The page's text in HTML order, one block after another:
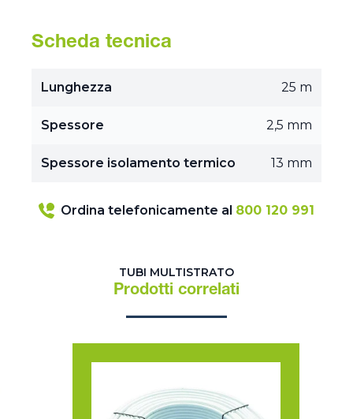
Scheda tecnica
Lunghezza 25 m
Spessore 2,5 mm
Spessore isolamento termico 13 mm
Ordina telefonicamente al 800 120 991
TUBI MULTISTRATO
Prodotti correlati